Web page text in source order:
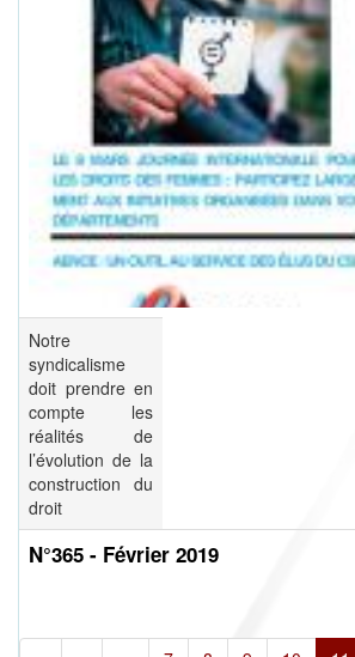
Notre
syndicalisme
doit prendre en
compte les
réalités de
l’évolution de la
construction du
droit
N°365 - Février 2019